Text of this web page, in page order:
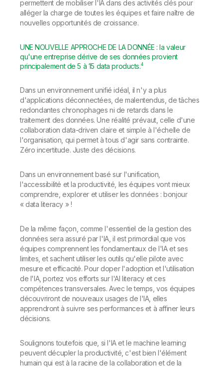
permettent de mobiliser l'IA dans des activités clés pour
alléger la charge de toutes les équipes et faire naître de
nouvelles opportunités de croissance.
UNE NOUVELLE APPROCHE DE LA DONNÉE : la valeur
qu'une entreprise dérive de ses données provient
principalement de 5 à 15 data products.4
Dans un environnement unifié idéal, il n'y a plus
d'applications déconnectées, de malentendus, de tâches
redondantes chronophages ni de retards dans le
traitement des données. Une réalité prévaut, celle d'une
collaboration data-driven claire et simple à l'échelle de
l'organisation, qui permet à tous d'agir sans contrainte.
Zéro incertitude. Juste des décisions.
Dans un environnement basé sur l'unification,
l'accessibilité et la productivité, les équipes vont mieux
comprendre, explorer et utiliser les données : bonjour
« data literacy » !
De la même façon, comme l'essentiel de la gestion des
données sera assuré par l'IA, il est primordial que vos
équipes comprennent les fondamentaux de l'IA et ses
limites, et sachent utiliser les outils qu'elle pilote avec
mesure et efficacité. Pour doper l'adoption et l'utilisation
de l'IA, portez vos efforts sur l'AI literacy et ces
compétences transversales. Avec le temps, vos équipes
découvriront de nouveaux usages de l'IA, elles
apprendront à suivre ses performances et à affiner leurs
décisions.
Soulignons toutefois que, si l'IA et le machine learning
peuvent décupler la productivité, c'est bien l'élément
humain qui est à la racine de la collaboration et de la